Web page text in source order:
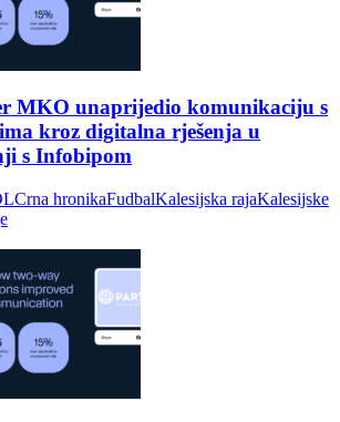
MKO unaprijedio komunikaciju s
kroz digitalna rješenja u
s Infobipom
Crna hronikaFudbalKalesijska rajaKalesijske